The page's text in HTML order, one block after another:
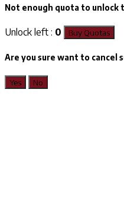
Not enough quota to unlock
Unlock left : 0 Buy Quotas
Are you sure want to cancel
Yes No